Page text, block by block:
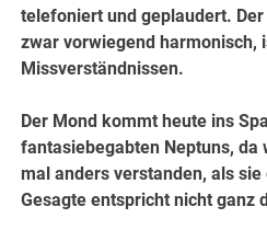
telefoniert und geplaudert.
zwar vorwiegend harmonisch,
Missverständnissen.
Der Mond kommt heute ins
fantasiebegabten Neptuns, da
mal anders verstanden, als
Gesagte entspricht nicht ganz